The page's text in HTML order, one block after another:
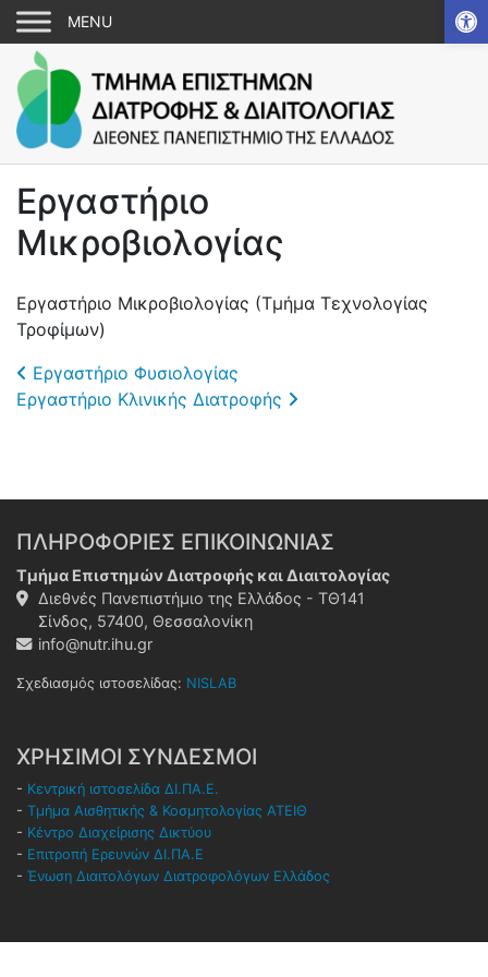
Εργαστήριο
Μικροβιολογίας
Εργαστήριο Μικροβιολογίας (Τμήμα Τεχνολογίας
Τροφίμων)
Post navigation
Εργαστήριο Φυσιολογίας
Εργαστήριο Κλινικής Διατροφής
ΠΛΗΡΟΦΟΡΙΕΣ ΕΠΙΚΟΙΝΩΝΙΑΣ
Τμήμα Επιστημών Διατροφής και Διαιτολογίας
Διεθνές Πανεπιστήμιο της Ελλάδος - ΤΘ141
Σίνδος, 57400, Θεσσαλονίκη
info@nutr.ihu.gr
Σχεδιασμός ιστοσελίδας: NISLAB
ΧΡΗΣΙΜΟΙ ΣΥΝΔΕΣΜΟΙ
- Κεντρική ιστοσελίδα ΔΙ.ΠΑ.Ε.
- Τμήμα Αισθητικής & Κοσμητολογίας ΑΤΕΙΘ
- Κέντρο Διαχείρισης Δικτύου
- Επιτροπή Ερευνών ΔΙ.ΠΑ.Ε
- Ένωση Διαιτολόγων Διατροφολόγων Ελλάδος